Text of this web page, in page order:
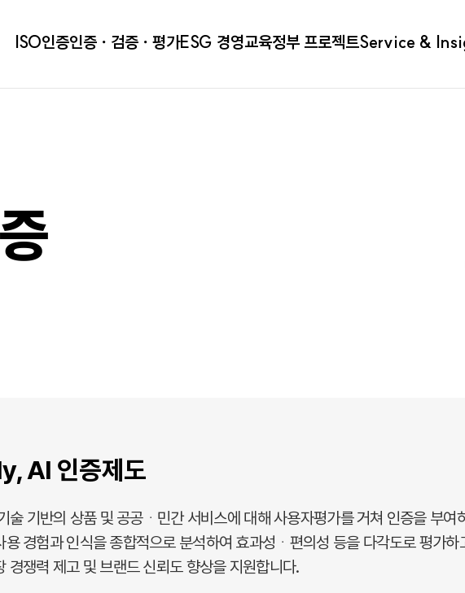
ISO인증인증ㆍ검증ㆍ평가ESG 경영교육정부 프로젝트Service &
AI 인증제도
술 기반의 상품 및 공공ᆞ민간 서비스에 대해 사용자평가를 거쳐 인증을 부여
용 경험과 인식을 종합적으로 분석하여 효과성ᆞ편의성 등을 다각도로 평가하
경쟁력 제고 및 브랜드 신뢰도 향상을 지원합니다.